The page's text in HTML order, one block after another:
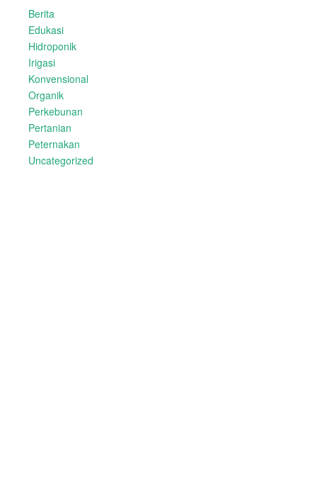
Berita
Edukasi
Hidroponik
Irigasi
Konvensional
Organik
Perkebunan
Pertanian
Peternakan
Uncategorized